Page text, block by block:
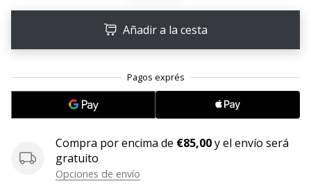
un
en
nuestro
Mostrar
todos
Añadir a la cesta
Compra por encima de €85,00y el envío será
gratuito
Opciones de envío